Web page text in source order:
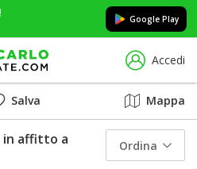
Google Play
Accedi
Salva Mappa
in affitto a
Ordina